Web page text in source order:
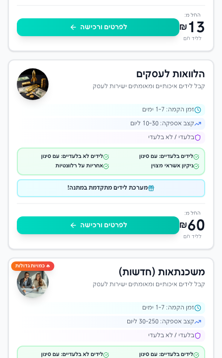
החל מ:
₪ 13
לליד חם
לפרטים ורכישה
הלוואות לעסקים
קבל לידים איכותיים ומאומתים ישירות לעסק
זמן הקמה: 1 -7 ימים
קצב אספקה: 10-30 ליום
בלעדי / לא בלעדי
לידים בלעדיים: עם סינון
לידים לא בלעדיים: עם סינון
ניקיון אשראי מצוין
אחריות על רלוונטיות
מערכת לידים מתקדמת במתנה!
החל מ:
₪60
לליד חם
לפרטים ורכישה
משכנתאות (חדשות)
קבל לידים איכותיים ומאומתים ישירות לעסק
🔥 כמויות גדולות
זמן הקמה: 1 -7 ימים
קצב אספקה: 30-250 ליום
בלעדי / לא בלעדי
לידים בלעדיים: עם סינון
לידים לא בלעדיים: עם סינון